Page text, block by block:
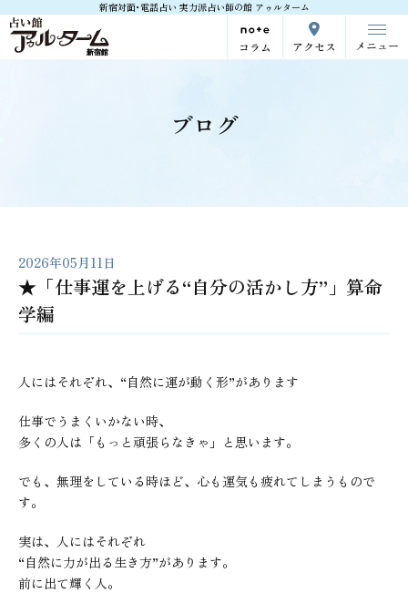
新宿対面･電話占い 実力派占い師の館 アゥルターム
コラム アクセス メニュー
ブログ
2026年05月11日
★「仕事運を上げる“自分の活かし方”」算命
学編
人にはそれぞれ、“自然に運が動く形”があります
仕事でうまくいかない時、
多くの人は「もっと頑張らなきゃ」と思います。
でも、無理をしている時ほど、心も運気も疲れてしまうもので
す。
実は、人にはそれぞれ
“自然に力が出る生き方”があります。
前に出て輝く人。